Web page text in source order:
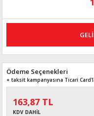
Ödeme Seçenekleri
+ taksit kampanyasına Ticari
163,87 TL
KDV DAHİL